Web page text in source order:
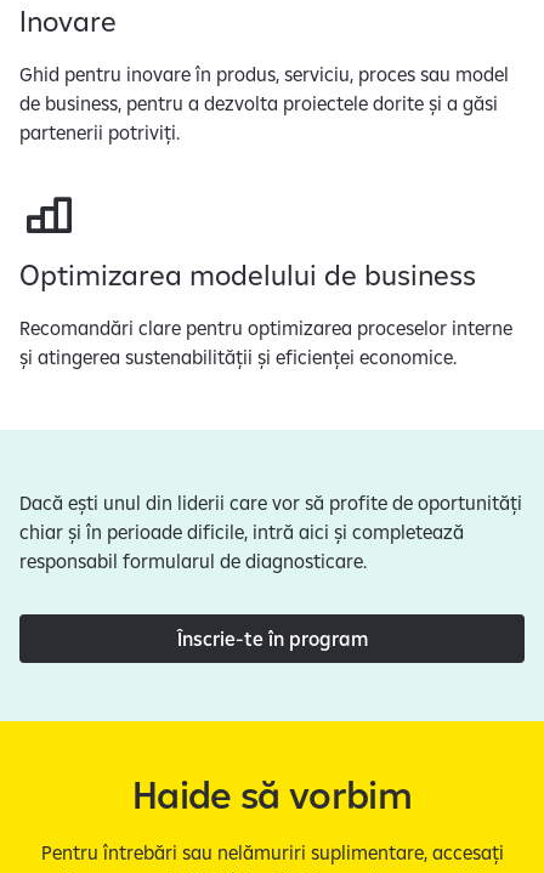
Inovare
Ghid pentru inovare în produs, serviciu, proces sau model
de business, pentru a dezvolta proiectele dorite și a găsi
partenerii potriviți.
Optimizarea modelului de business
Recomandări clare pentru optimizarea proceselor interne
și atingerea sustenabilității și eficienței economice.
Dacă ești unul din liderii care vor să profite de oportunități
chiar și în perioade dificile, intră aici și completează
responsabil formularul de diagnosticare.
Înscrie-te în program
Haide să vorbim
Pentru întrebări sau nelămuriri suplimentare, accesați